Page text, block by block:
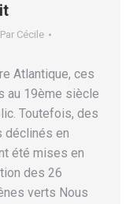
Par Cécile
Atlantique, ces
au 19ème siècle
Toutefois, des
déclinés en
été mises en
des 26
verts Nous